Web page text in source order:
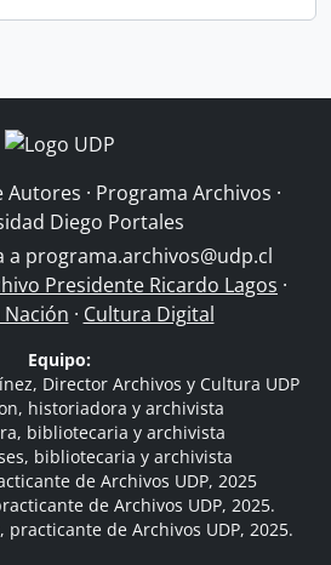
· Programa Archivos ·
Diego Portales
a programa.archivos@udp.cl
Presidente Ricardo Lagos ·
· Cultura Digital
Equipo:
Director Archivos y Cultura UDP
historiadora y archivista
bibliotecaria y archivista
bibliotecaria y archivista
de Archivos UDP, 2025
de Archivos UDP, 2025.
practicante de Archivos UDP, 2025.